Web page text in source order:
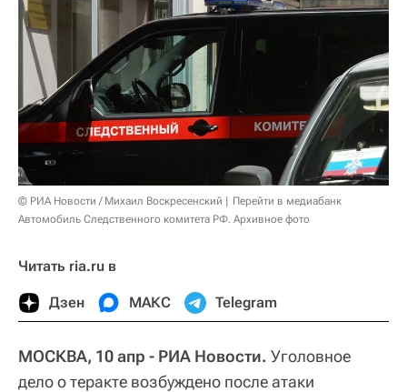
© РИА Новости / Михаил Воскресенский
Перейти в медиабанк
Автомобиль Следственного комитета РФ. Архивное фото
Читать ria.ru в
Дзен МАКС Telegram
МОСКВА, 10 апр - РИА Новости. Уголовное
дело о теракте возбуждено после атаки